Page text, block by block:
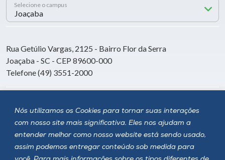
Nós utilizamos os Cookies para tornar suas interações
com nosso site mais significativa. Eles nos ajudam a
entender melhor como nosso website está sendo usado,
assim podemos entregar conteúdo sob medida para
Selecione o campus
Rua Getúlio Vargas, 2125 - Bairro Flor da Serra
Joaçaba - SC - CEP 89600-000
Telefone (49) 3551-2000
Siga a Unoesc